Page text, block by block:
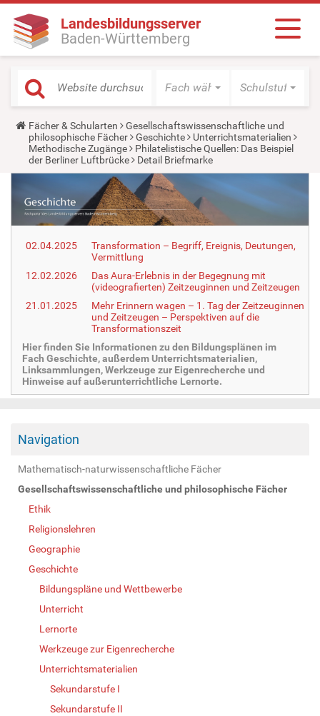
Landesbildungsserver
Baden-Württemberg
Fach wählen Schulstufe
Y
o
u
a
r
e
r
e
Fächer & Schularten
Gesellschaftswissenschaftliche und
philosophische Fächer
Geschichte
Unterrichtsmaterialien
Methodische Zugänge
Philatelistische Quellen: Das Beispiel
der Berliner Luftbrücke
Detail Briefmarke
02.04.2025
Transformation – Begriff, Ereignis, Deutungen,
Vermittlung
12.02.2026
Das Aura-Erlebnis in der Begegnung mit
(videografierten) Zeitzeuginnen und Zeitzeugen
21.01.2025
Mehr Erinnern wagen – 1. Tag der Zeitzeuginnen
und Zeitzeugen – Perspektiven auf die
Transformationszeit
Hier finden Sie Informationen zu den Bildungsplänen im
Fach Geschichte, außerdem Unterrichtsmaterialien,
Linksammlungen, Werkzeuge zur Eigenrecherche und
Hinweise auf außerunterrichtliche Lernorte.
Navigation
Mathematisch-naturwissenschaftliche Fächer
Gesellschaftswissenschaftliche und philosophische Fächer
Ethik
Religionslehren
Geographie
Geschichte
Bildungspläne und Wettbewerbe
Unterricht
Lernorte
Werkzeuge zur Eigenrecherche
Unterrichtsmaterialien
Sekundarstufe I
Sekundarstufe II